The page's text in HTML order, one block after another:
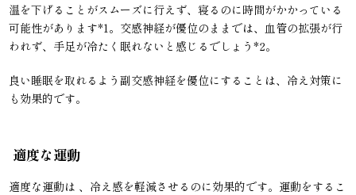
温を下げることがスムーズに行えず、寝るのに時間がかかっている
可能性があります*1。交感神経が優位のままでは、血管の拡張が行
われず、手足が冷たく眠れないと感じるでしょう*2。
良い睡眠を取れるよう副交感神経を優位にすることは、冷え対策に
も効果的です。
適度な運動
適度な運動は 、冷え感を軽減させるのに効果的です。運動をするこ